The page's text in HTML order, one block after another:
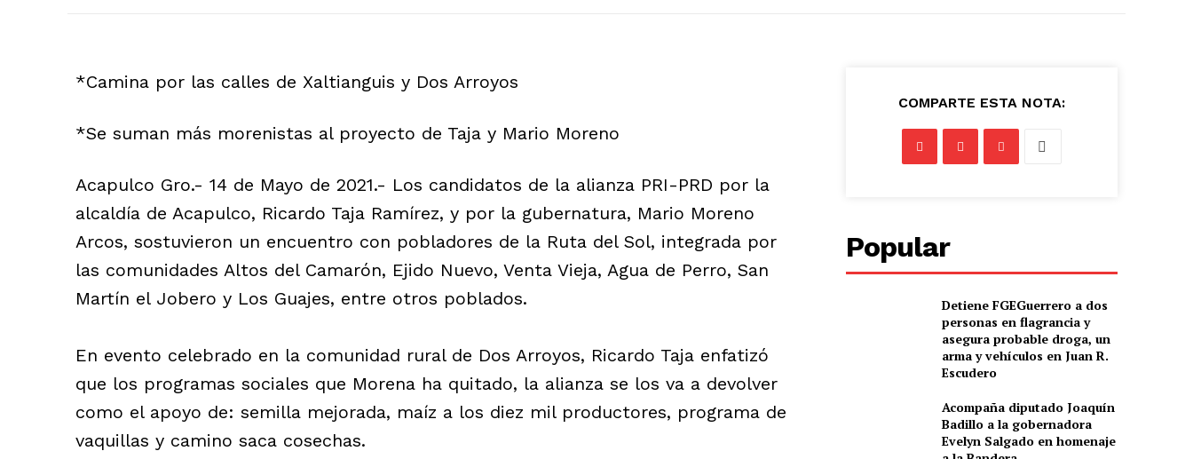
*Camina por las calles de Xaltianguis y Dos Arroyos
*Se suman más morenistas al proyecto de Taja y Mario Moreno
Acapulco Gro.- 14 de Mayo de 2021.- Los candidatos de la alianza PRI-PRD por la
alcaldía de Acapulco, Ricardo Taja Ramírez, y por la gubernatura, Mario Moreno
Arcos, sostuvieron un encuentro con pobladores de la Ruta del Sol, integrada por
las comunidades Altos del Camarón, Ejido Nuevo, Venta Vieja, Agua de Perro, San
Martín el Jobero y Los Guajes, entre otros poblados.
En evento celebrado en la comunidad rural de Dos Arroyos, Ricardo Taja enfatizó
que los programas sociales que Morena ha quitado, la alianza se los va a devolver
como el apoyo de: semilla mejorada, maíz a los diez mil productores, programa de
vaquillas y camino saca cosechas.
COMPARTE ESTA NOTA:
Popular
Detiene FGEGuerrero a dos
personas en flagrancia y
asegura probable droga, un
arma y vehículos en Juan R.
Escudero
Acompaña diputado Joaquín
Badillo a la gobernadora
Evelyn Salgado en homenaje